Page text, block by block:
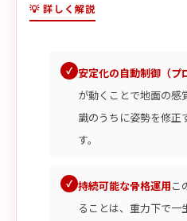
💡 詳しく解説
安定化の自動制御（プ
が動くことで地面の感
識のうちに姿勢を修正
す。
持続可能な骨格運用こ
ることは、重力下で一